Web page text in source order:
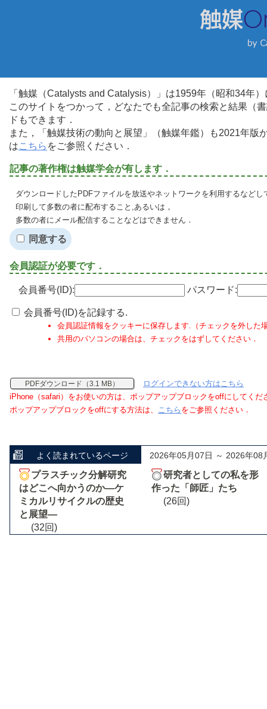
「触媒（Catalysts and Catalysis）」は1959年（昭和34年
このサイトをつかって，どなたでも全記事の検索と結果（
ドもできます．
また，「触媒技術の動向と展望」（触媒年鑑）も2021年
はこちら をご参照ください．
記事の著作権は触媒学会が有します．
ダウンロードしたPDFファイルを放送やネットワークを利用するなど
印刷して多数の者に配布すること,あるいは，
多数の者にメール配信することなどはできません．
同意する
会員認証が必要です．
会員番号(ID): パスワード:
会員番号(ID)を記録する.
会員認証情報をクッキーに保存します.（チェックを外した
共用のパソコンの場合は、チェックをはずしてください．
PDFダウンロード（3.1 MB）
ログインできない方はこちら
iPhone（safari）をお使いの方は、ポップアップブロックをoffにしてくだ
ポップアップブロックをoffにする方法は、 こちら をご参照ください．
よく読まれているページ 2026年05月07日 ～ 2026年08
プラスチック分解研究
はどこへ向かうのか―ケ
ミカルリサイクルの歴史
と展望―
(32回)
研究者としての私を形
作った「師匠」たち
(26回)